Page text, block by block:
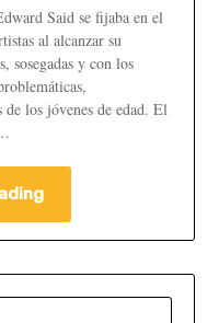
Said se fijaba en el
al alcanzar su
sosegadas y con los
de los jóvenes de edad. El